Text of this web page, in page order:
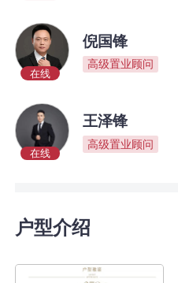
在线
倪国锋
高级置业顾问
在线
王泽锋
高级置业顾问
户型介绍